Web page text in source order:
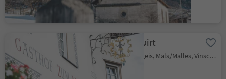
Der Mohrenwirt
Burgusio/Burgeis, Mals/Malles, Vinschgau/Val Venosta